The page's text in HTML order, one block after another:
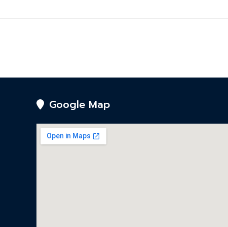
Google Map